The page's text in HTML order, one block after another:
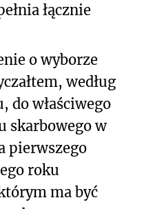
łącznie
o wyborze
według
do właściwego
skarbowego w
pierwszego
roku
ma być